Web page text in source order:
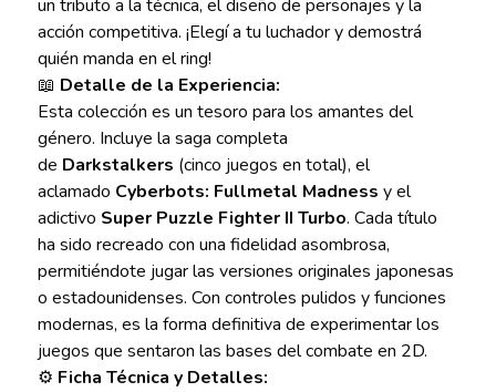
un tributo a la técnica, el diseño de personajes y la
acción competitiva. ¡Elegí a tu luchador y demostrá
quién manda en el ring!
📖 Detalle de la Experiencia:
Esta colección es un tesoro para los amantes del
género. Incluye la saga completa
de Darkstalkers (cinco juegos en total), el
aclamado Cyberbots: Fullmetal Madness y el
adictivo Super Puzzle Fighter II Turbo. Cada título
ha sido recreado con una fidelidad asombrosa,
permitiéndote jugar las versiones originales japonesas
o estadounidenses. Con controles pulidos y funciones
modernas, es la forma definitiva de experimentar los
juegos que sentaron las bases del combate en 2D.
⚙️ Ficha Técnica y Detalles: